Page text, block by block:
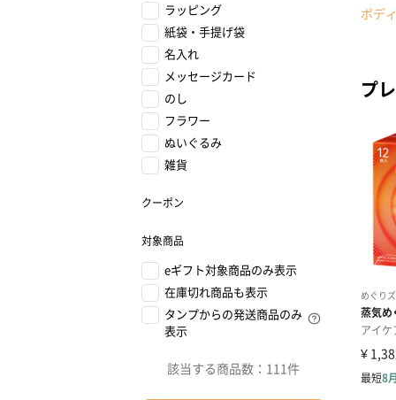
ラッピング
紙袋・手提げ袋
名入れ
メッセージカード
のし
フラワー
ぬいぐるみ
雑貨
クーポン
対象商品
eギフト対象商品のみ表示
在庫切れ商品も表示
タンプからの発送商品のみ
表示
該当する商品数： 111件
ボデ
プ